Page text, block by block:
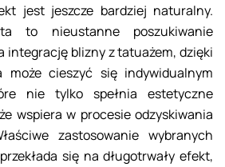
jest jeszcze bardziej naturalny.
to nieustanne poszukiwanie
integrację blizny z tatuażem, dzięki
może cieszyć się indywidualnym
nie tylko spełnia estetyczne
wspiera w procesie odzyskiwania
zastosowanie wybranych
się na długotrwały efekt,